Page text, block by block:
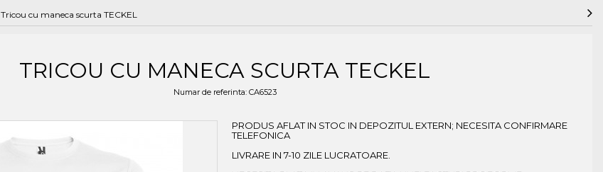
Tricou cu maneca scurta TECKEL
TRICOU CU MANECA SCURTA TECKEL
Numar de referinta: CA6523
PRODUS AFLAT IN STOC IN DEPOZITUL EXTERN; NECESITA CONFIRMARE
TELEFONICA
LIVRARE IN 7-10 ZILE LUCRATOARE.